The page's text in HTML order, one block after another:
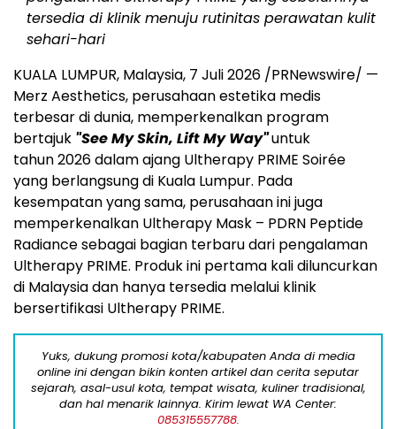
tersedia di klinik menuju rutinitas perawatan kulit
sehari-hari
KUALA LUMPUR, Malaysia, 7 Juli 2026 /PRNewswire/ —
Merz Aesthetics, perusahaan estetika medis
terbesar di dunia, memperkenalkan program
bertajuk "See My Skin, Lift My Way"untuk
tahun 2026 dalam ajang Ultherapy PRIME Soirée
yang berlangsung di Kuala Lumpur. Pada
kesempatan yang sama, perusahaan ini juga
memperkenalkan Ultherapy Mask – PDRN Peptide
Radiance sebagai bagian terbaru dari pengalaman
Ultherapy PRIME. Produk ini pertama kali diluncurkan
di Malaysia dan hanya tersedia melalui klinik
bersertifikasi Ultherapy PRIME.
Yuks, dukung promosi kota/kabupaten Anda di media
online ini dengan bikin konten artikel dan cerita seputar
sejarah, asal-usul kota, tempat wisata, kuliner tradisional,
dan hal menarik lainnya. Kirim lewat WA Center:
085315557788.